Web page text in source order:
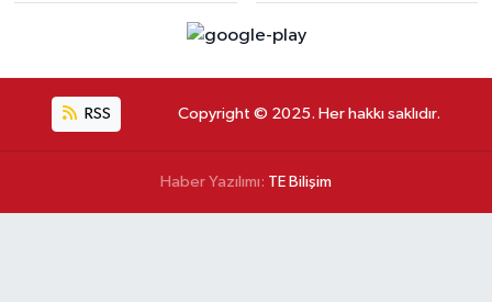
RSS Copyright © 2025. Her hakkı saklıdır.
Haber Yazılımı: TE Bilişim